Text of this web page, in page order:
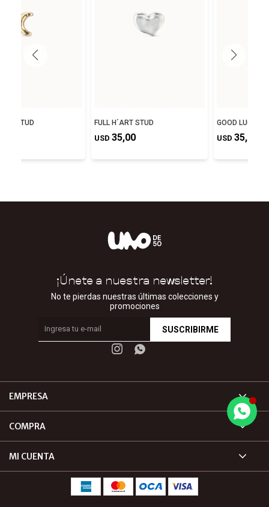
UP STUD FULL H´ART STUD
USD 35,00
GOOD LUCK
USD 35,00
EMPRESA
COMPRA
MI CUENTA
¡Únete a nuestra newsletter!
No te pierdas nuestras últimas colecciones y
promociones
SUSCRIBIRME
 